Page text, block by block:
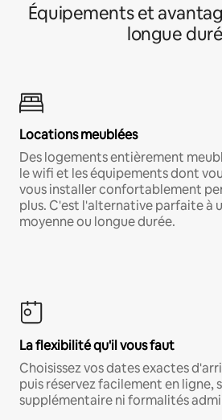
Équipements et
longue
Locations meublées
Des logements entièrement
le wifi et les équipements dont
vous installer confortablement
plus. C'est l'alternative parfaite à
moyenne ou longue durée.
La flexibilité qu'il vous faut
Choisissez vos dates exactes
puis réservez facilement en ligne,
supplémentaire ni formalités